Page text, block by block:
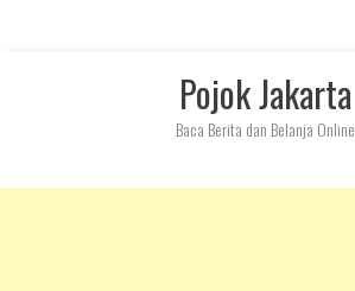
Pojok Jakarta
Baca Berita dan Belanja Online